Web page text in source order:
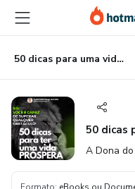
para
conteúdo
principal
para
pagamento
para
rodapé
50 dicas para uma vida de Prosperidade
50 dicas
A Dona